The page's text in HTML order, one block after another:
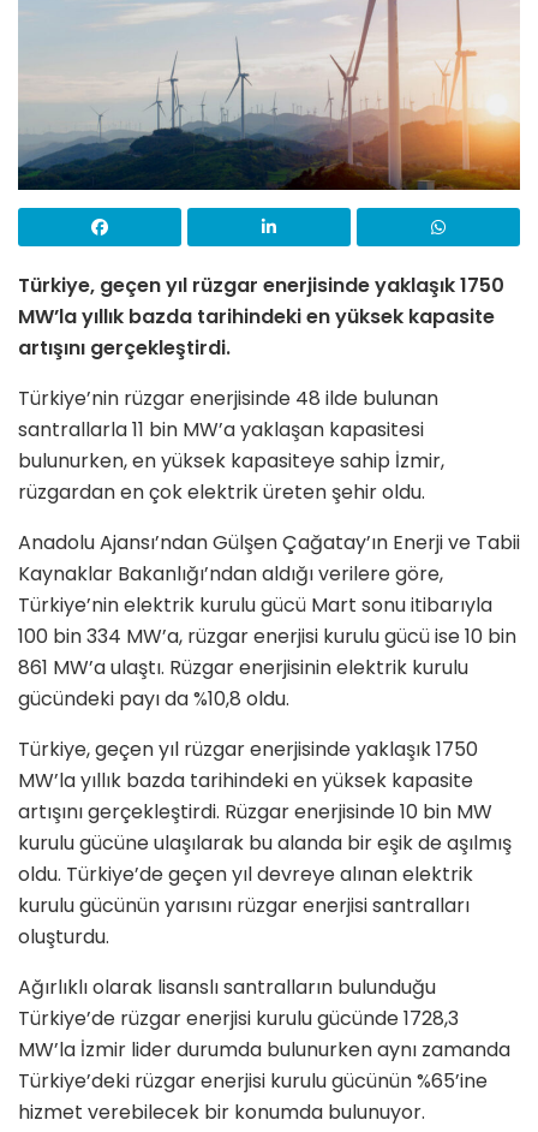
Türkiye, geçen yıl rüzgar enerjisinde yaklaşık 1750
MW’la yıllık bazda tarihindeki en yüksek kapasite
artışını gerçekleştirdi.
Türkiye’nin rüzgar enerjisinde 48 ilde bulunan
santrallarla 11 bin MW’a yaklaşan kapasitesi
bulunurken, en yüksek kapasiteye sahip İzmir,
rüzgardan en çok elektrik üreten şehir oldu.
Anadolu Ajansı’ndan Gülşen Çağatay’ın Enerji ve Tabii
Kaynaklar Bakanlığı’ndan aldığı verilere göre,
Türkiye’nin elektrik kurulu gücü Mart sonu itibarıyla
100 bin 334 MW’a, rüzgar enerjisi kurulu gücü ise 10 bin
861 MW’a ulaştı. Rüzgar enerjisinin elektrik kurulu
gücündeki payı da %10,8 oldu.
Türkiye, geçen yıl rüzgar enerjisinde yaklaşık 1750
MW’la yıllık bazda tarihindeki en yüksek kapasite
artışını gerçekleştirdi. Rüzgar enerjisinde 10 bin MW
kurulu gücüne ulaşılarak bu alanda bir eşik de aşılmış
oldu. Türkiye’de geçen yıl devreye alınan elektrik
kurulu gücünün yarısını rüzgar enerjisi santralları
oluşturdu.
Ağırlıklı olarak lisanslı santralların bulunduğu
Türkiye’de rüzgar enerjisi kurulu gücünde 1728,3
MW’la İzmir lider durumda bulunurken aynı zamanda
Türkiye’deki rüzgar enerjisi kurulu gücünün %65’ine
hizmet verebilecek bir konumda bulunuyor.